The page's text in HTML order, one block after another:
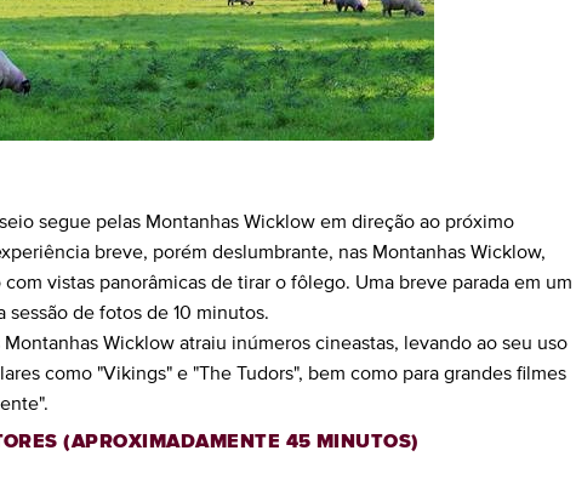
segue pelas Montanhas Wicklow em direção ao próximo
breve, porém deslumbrante, nas Montanhas Wicklow,
vistas panorâmicas de tirar o fôlego. Uma breve parada em um
de fotos de 10 minutos.
Wicklow atraiu inúmeros cineastas, levando ao seu uso
como "Vikings" e "The Tudors", bem como para grandes filmes
(APROXIMADAMENTE 45 MINUTOS)